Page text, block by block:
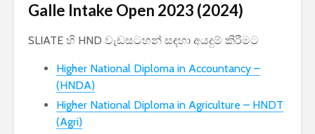
Galle Intake Open 2023 (2024)
SLIATE හි HND වැඩසටහන් සඳහා අයදුම් කිරීමට
Higher National Diploma in Accountancy –
(HNDA)
Higher National Diploma in Agriculture – HNDT
(Agri)
පාසල් ප්‍රවේශ
චක්‍රලේඛ සහ කෝටා
කර ඇත
රාජ්‍ය, බැංකු, වෙළඳ
සහ පුර පසළොස්වක
සේවයේ II
නිලධාරීන්